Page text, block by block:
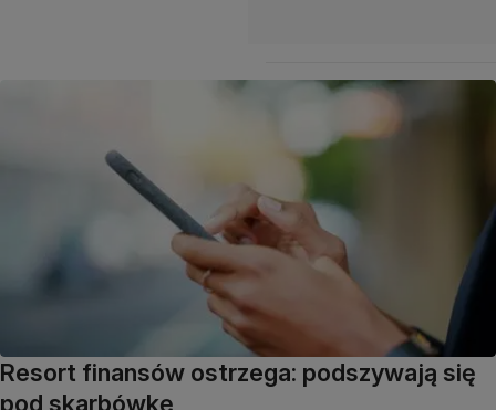
Resort finansów ostrzega: podszywają się
pod skarbówkę